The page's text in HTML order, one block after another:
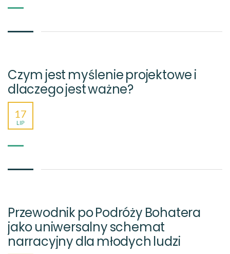
Czym jest myślenie projektowe i
dlaczego jest ważne?
17
LIP
Przewodnik po Podróży Bohatera
jako uniwersalny schemat
narracyjny dla młodych ludzi